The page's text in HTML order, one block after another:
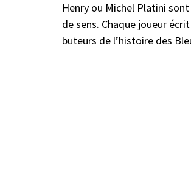
Henry ou Michel Platini
de sens. Chaque joueur
buteurs de l’histoire des